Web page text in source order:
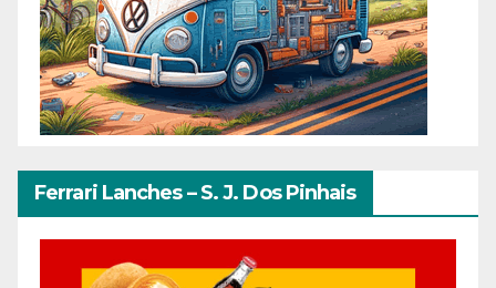
Ferrari Lanches – S. J. Dos Pinhais